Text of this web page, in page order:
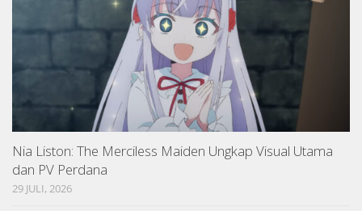
Nia Liston: The Merciless Maiden Ungkap Visual Utama
dan PV Perdana
29 JULI, 2026